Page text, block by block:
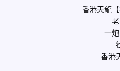
香港天龍【
一
香港